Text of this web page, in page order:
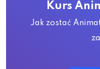
Kurs
Jak zostać